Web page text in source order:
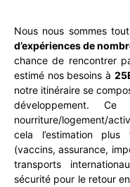
Nous nous sommes
d’expériences de
chance de rencontrer
estimé nos besoins à
notre itinéraire se
développement.
nourriture/logement/
cela l’estimation
(vaccins, assurance,
transports
sécurité pour le retour